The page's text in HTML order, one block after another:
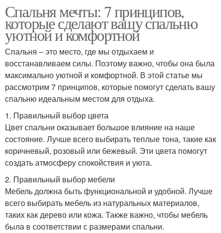
Спальня мечты: 7 принципов,
которые сделают вашу спальню
уютной и комфортной
Спальня – это место, где мы отдыхаем и
восстанавливаем силы. Поэтому важно, чтобы она была
максимально уютной и комфортной. В этой статье мы
рассмотрим 7 принципов, которые помогут сделать вашу
спальню идеальным местом для отдыха.
1. Правильный выбор цвета
Цвет спальни оказывает большое влияние на наше
состояние. Лучше всего выбирать теплые тона, такие как
коричневый, розовый или бежевый. Эти цвета помогут
создать атмосферу спокойствия и уюта.
2. Правильный выбор мебели
Мебель должна быть функциональной и удобной. Лучше
всего выбирать мебель из натуральных материалов,
таких как дерево или кожа. Также важно, чтобы мебель
была в соответствии с размерами спальни.